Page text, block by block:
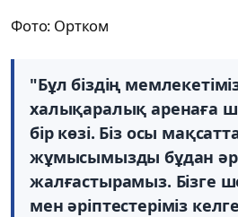
Фото: Ортком
"Бұл біздің
халықаралық аренаға
бір көзі. Біз осы
жұмысымызды бұдан
жалғастырамыз. Бізге
мен әріптестеріміз